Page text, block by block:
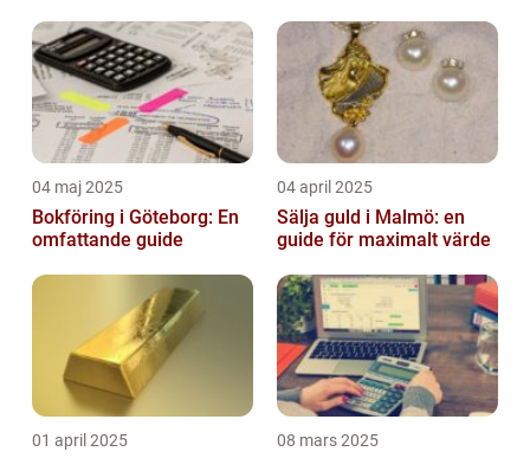
04 maj 2025
Bokföring i Göteborg: En
omfattande guide
04 april 2025
Sälja guld i Malmö: en
guide för maximalt värde
01 april 2025 08 mars 2025